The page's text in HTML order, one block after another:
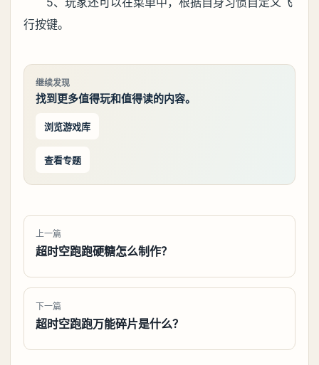
行按键。
继续发现
找到更多值得玩和值得读的内容。
浏览游戏库
查看专题
上一篇
超时空跑跑硬糖怎么制作？
下一篇
超时空跑跑万能碎片是什么？